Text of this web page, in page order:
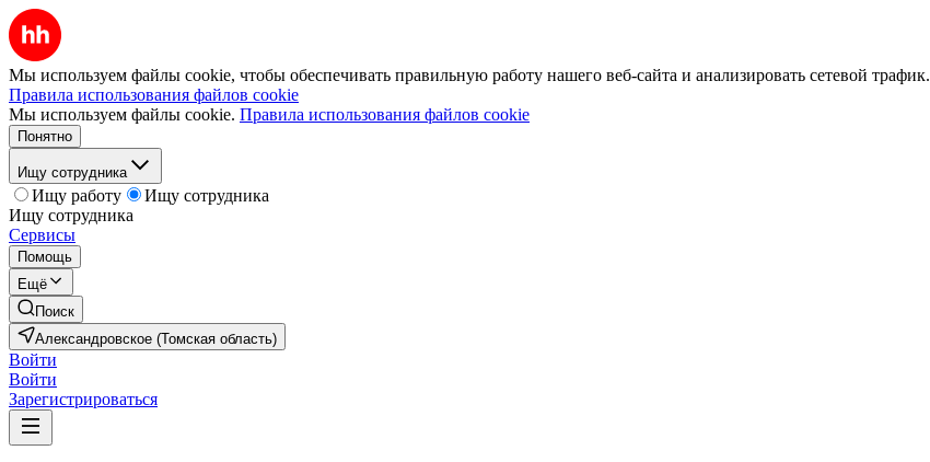
Мы используем файлы cookie, чтобы обеспечивать правильную работу нашего веб-сайта и анализировать сетевой трафик.
Правила использования файлов cookie
Мы используем файлы cookie. Правила использования файлов cookie
Понятно
Ищу сотрудника
Ищу работу
Ищу сотрудника
Ищу сотрудника
Сервисы
Помощь
Ещё
Поиск
Александровское (Томская область)
Войти
Войти
Зарегистрироваться